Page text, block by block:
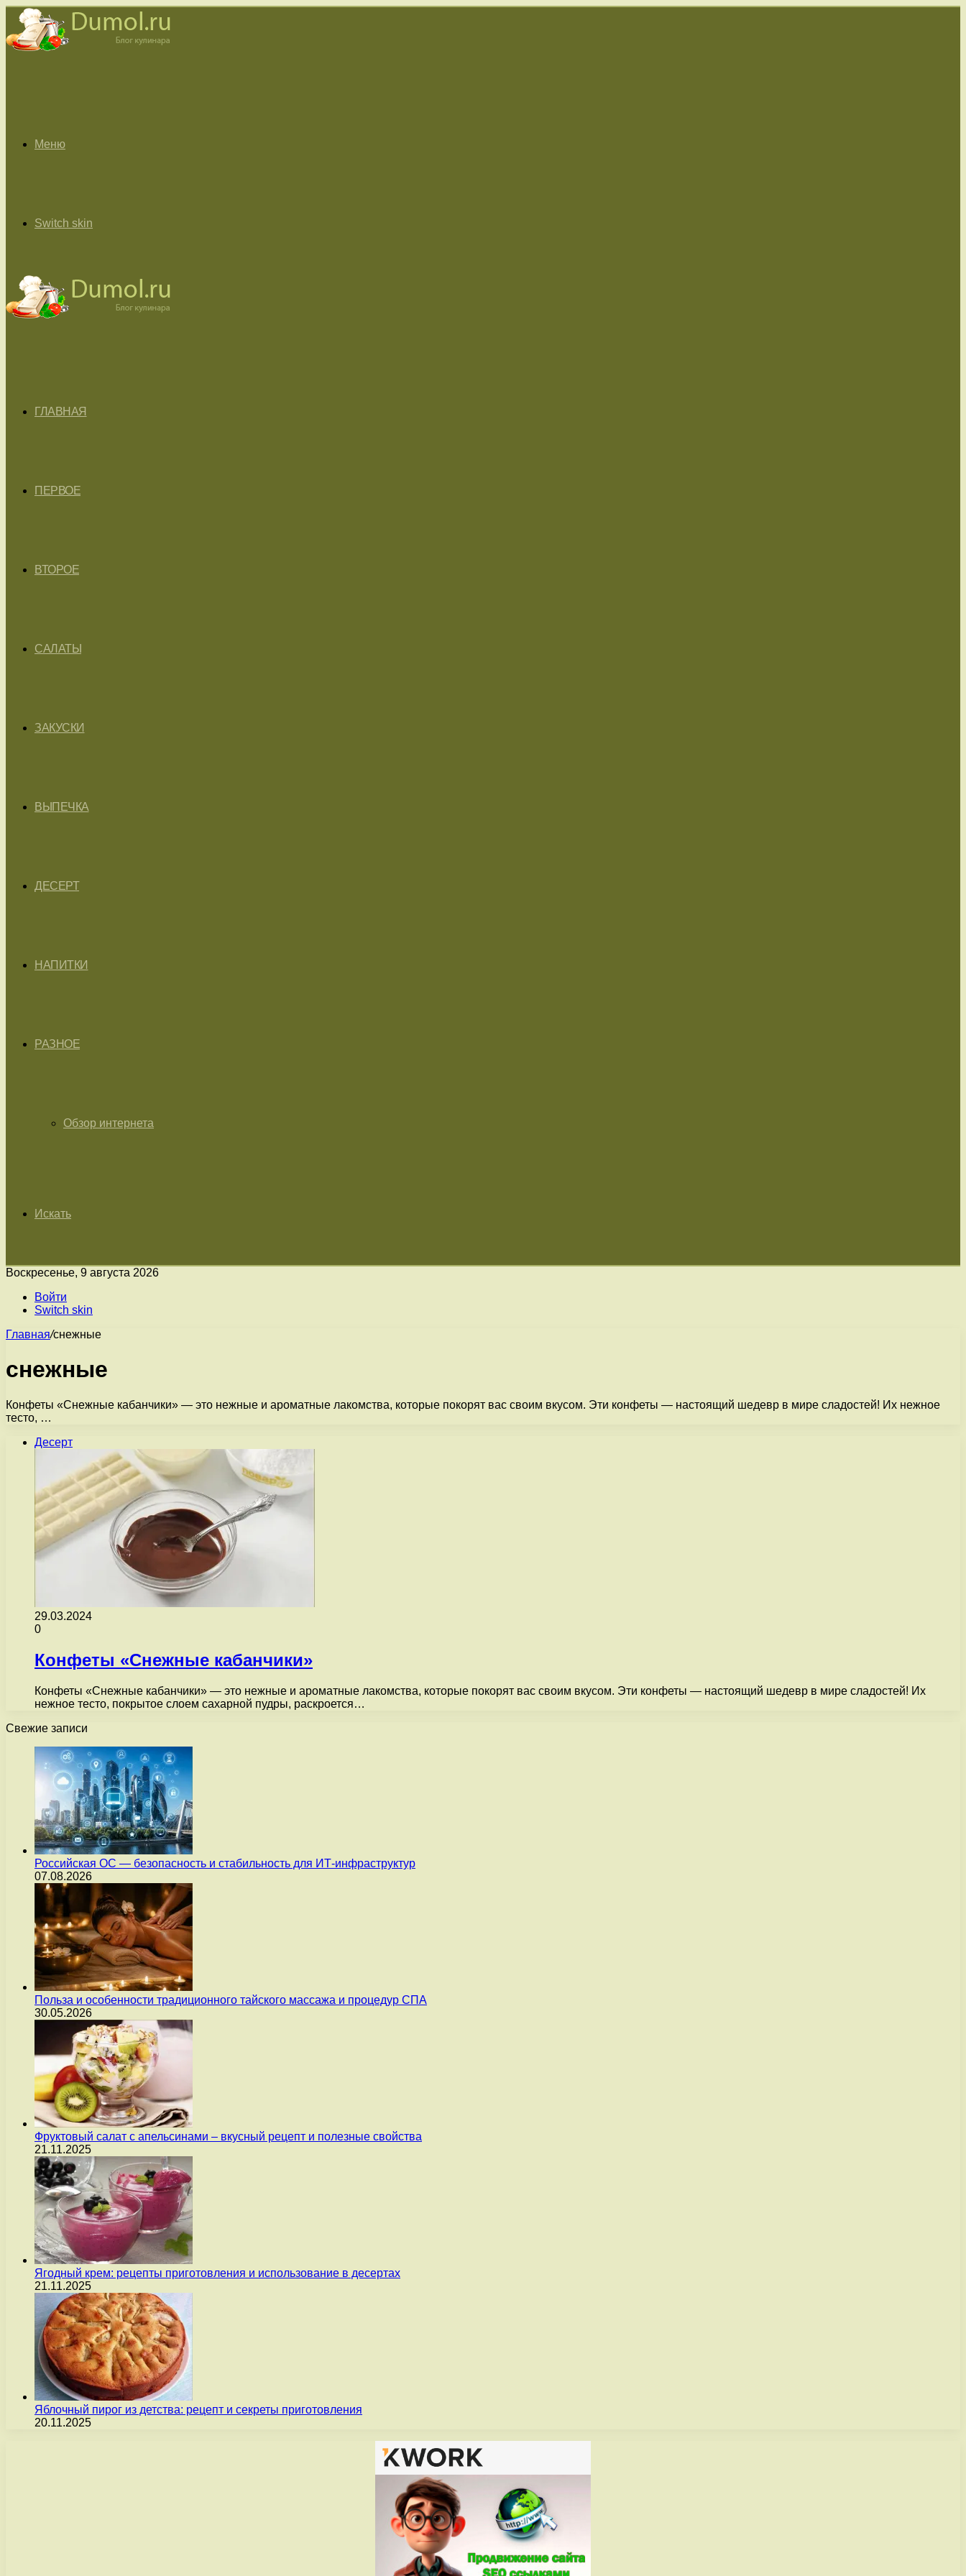
Меню
Switch skin
ГЛАВНАЯ
ПЕРВОЕ
ВТОРОЕ
САЛАТЫ
ЗАКУСКИ
ВЫПЕЧКА
ДЕСЕРТ
НАПИТКИ
РАЗНОЕ
Обзор интернета
Искать
Воскресенье, 9 августа 2026
Войти
Switch skin
Главная/снежные
снежные
Конфеты «Снежные кабанчики» — это нежные и ароматные лакомства, которые покорят вас своим вкусом. Эти конфеты — настоящий шедевр в мире сладостей! Их нежное
тесто, …
Десерт
29.03.2024
0
Конфеты «Снежные кабанчики»
Конфеты «Снежные кабанчики» — это нежные и ароматные лакомства, которые покорят вас своим вкусом. Эти конфеты — настоящий шедевр в мире сладостей! Их
нежное тесто, покрытое слоем сахарной пудры, раскроется…
Свежие записи
Российская ОС — безопасность и стабильность для ИТ-инфраструктур
07.08.2026
Польза и особенности традиционного тайского массажа и процедур СПА
30.05.2026
Фруктовый салат с апельсинами – вкусный рецепт и полезные свойства
21.11.2025
Ягодный крем: рецепты приготовления и использование в десертах
21.11.2025
Яблочный пирог из детства: рецепт и секреты приготовления
20.11.2025